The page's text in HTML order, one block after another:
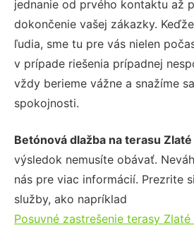
jednanie od prvého kontaktu až
dokončenie vašej zákazky.
ľudia, sme tu pre vás nielen
v prípade riešenia prípadnej
vždy berieme vážne a snažíme
spokojnosti.
Betónová dlažba na terasu Zlaté
výsledok nemusíte obávať.
nás pre viac informácií. Prezrite
služby, ako napríklad
Posuvné zastrešenie terasy Zlaté